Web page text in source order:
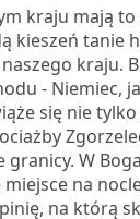
kraju mają
kieszeń tanie
kraju.
- Niemiec,
się nie
W
na
na którą